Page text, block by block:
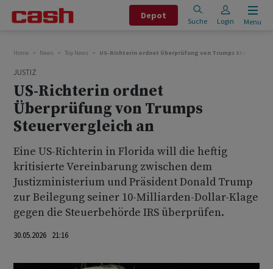
Depot
Suche Login Menu
Home News Top News US-Richterin ordnet Überprüfung von Trumps
JUSTIZ
US-Richterin ordnet
Überprüfung von Trumps
Steuervergleich an
Eine US-Richterin in Florida will die heftig
kritisierte Vereinbarung zwischen dem
Justizministerium und Präsident Donald Trump
zur ‌Beilegung seiner ⁠10-Milliarden-Dollar-Klage
gegen die Steuerbehörde IRS überprüfen.
30.05.2026 21:16